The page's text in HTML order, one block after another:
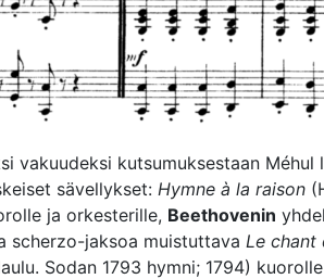
vakuudeksi kutsumuksestaan
sävellykset: Hymne à la raison
ja orkesterille, Beethovenin
scherzo-jaksoa muistuttava Le chant
Sodan 1793 hymni; 1794)